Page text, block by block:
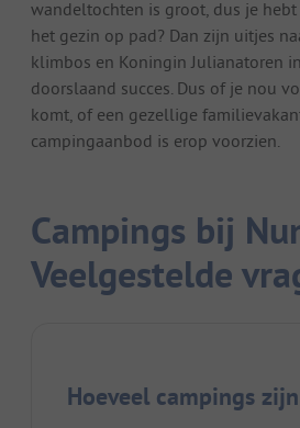
wandeltochten is groot, dus je hebt
het gezin op pad? Dan zijn uitjes
klimbos en Koningin Julianatoren in
doorslaand succes. Dus of je nou
komt, of een gezellige
campingaanbod is erop voorzien.
Campings bij
Veelgestelde
Hoeveel campings